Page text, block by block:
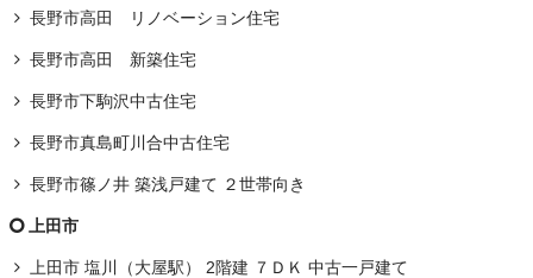
長野市高田 リノベーション住宅
長野市高田 新築住宅
長野市下駒沢中古住宅
長野市真島町川合中古住宅
長野市篠ノ井 築浅戸建て ２世帯向き
上田市
上田市 塩川（大屋駅） 2階建 ７ＤＫ 中古一戸建て